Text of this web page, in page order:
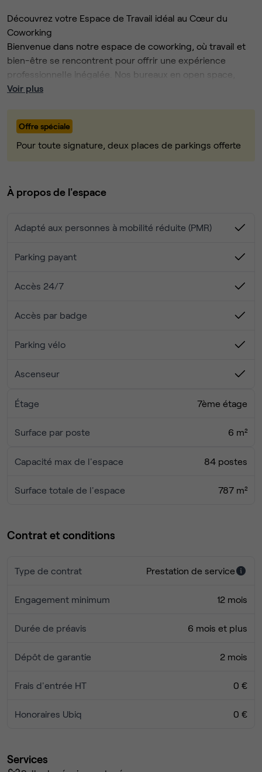
Découvrez votre Espace de Travail idéal au Cœur du
Coworking
Bienvenue dans notre espace de coworking, où travail et
bien-être se rencontrent pour offrir une expérience
professionnelle inégalée. Nos bureaux en open space,
spacieux et baignés de lumière naturelle, créent une
Espaces de travail lumineux et ergonomiques :
Profitez de bureaux modernes conçus pour favoriser
méritée avec du café et du thé à volonté, dans un
Des salles de réunion équipées : Réunissez vos
équipés, adaptés à vos besoins.
communauté de professionnels partageant les
notre espace de coworking est conçu pour vous offrir plus
collaboratif et épanouissante.
sous son meilleur jour !
Voir plus
Offre spéciale
Pour toute signature, deux places de parkings offerte
À propos de l'espace
Adapté aux personnes à mobilité réduite (PMR)
Parking payant
Accès 24/7
Accès par badge
Parking vélo
Ascenseur
Étage 7ème étage
Surface par poste 6 m²
Capacité max de l'espace 84 postes
Surface totale de l'espace 787 m²
Contrat et conditions
Type de contrat Prestation de service
Engagement minimum 12 mois
Durée de préavis 6 mois et plus
Dépôt de garantie 2 mois
Frais d'entrée HT 0 €
Honoraires Ubiq 0 €
Services